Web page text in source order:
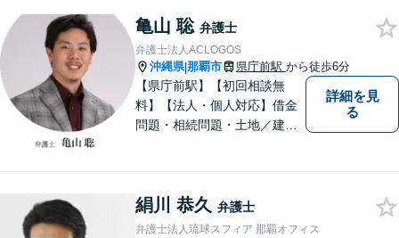
に対応し、あなたの立場に立
ったベストな紛争解決を導く
ことを常に大切にしていま
す。
亀山 聡 弁護士
弁護士法人ACLOGOS
沖縄県|那覇市 県庁前駅 から徒歩6分
【県庁前駅】【初回相談無
料】【法人・個人対応】借金
問題・相続問題・土地／建物
詳細を見
る
絹川 恭久 弁護士
弁護士法人琉球スフィア 那覇オフィス